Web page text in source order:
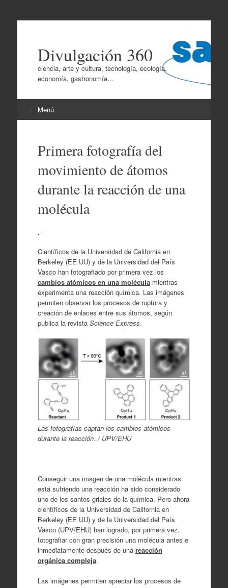
Divulgación 360
ciencia, arte y cultura, tecnología, ecología,
economía, gastronomía…
Menú
contenidoPrimera fotografía del
movimiento de átomos
durante la reacción de una
molécula
./
Científicos de la Universidad de California en
Berkeley (EE UU) y de la Universidad del País
Vasco han fotografiado por primera vez los
cambios atómicos en una moléculamientras
experimenta una reacción química. Las imágenes
permiten observar los procesos de ruptura y
creación de enlaces entre sus átomos, según
publica la revista Science Express.
Las fotografías captan los cambios atómicos
durante la reacción. / UPV/EHU
Conseguir una imagen de una molécula mientras
está sufriendo una reacción ha sido considerado
uno de los santos griales de la química. Pero ahora
científicos de la Universidad de California en
Berkeley (EE UU) y de la Universidad del País
Vasco (UPV/EHU) han logrado, por primera vez,
fotografiar con gran precisión una molécula antes e
inmediatamente después de una reacción
orgánica compleja.
Las imágenes permiten apreciar los procesos de